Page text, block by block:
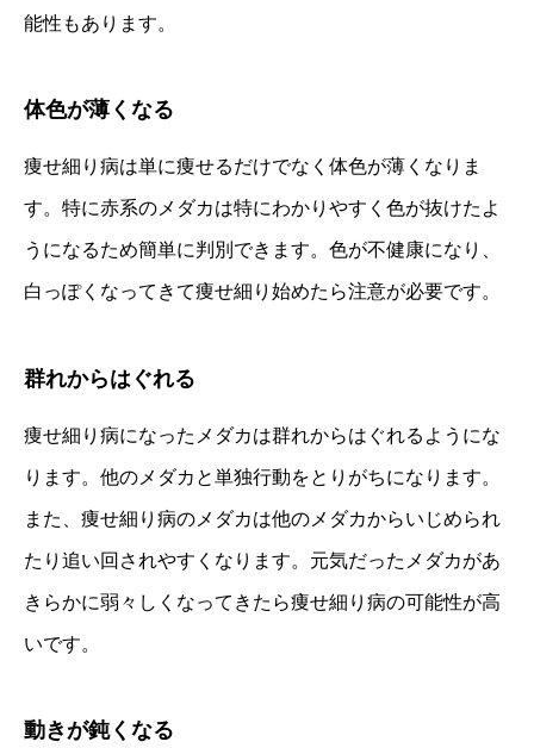
能性もあります。
体色が薄くなる
痩せ細り病は単に痩せるだけでなく体色が薄くなりま
す。特に赤系のメダカは特にわかりやすく色が抜けたよ
うになるため簡単に判別できます。色が不健康になり、
白っぽくなってきて痩せ細り始めたら注意が必要です。
群れからはぐれる
痩せ細り病になったメダカは群れからはぐれるようにな
ります。他のメダカと単独行動をとりがちになります。
また、痩せ細り病のメダカは他のメダカからいじめられ
たり追い回されやすくなります。元気だったメダカがあ
きらかに弱々しくなってきたら痩せ細り病の可能性が高
いです。
動きが鈍くなる